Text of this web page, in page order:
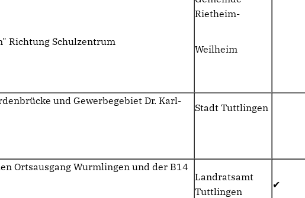
Richtung Schulzentrum
Rietheim-
Weilheim
und Gewerbegebiet Dr. Karl-
Stadt Tuttlingen
Ortsausgang Wurmlingen und der B14
Landratsamt
Tuttlingen
✔